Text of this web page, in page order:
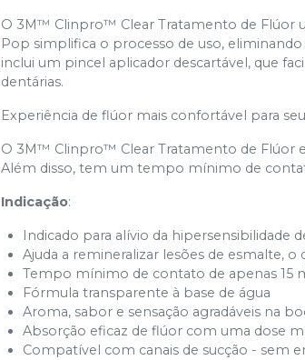
O 3M™ Clinpro™ Clear Tratamento de Flúor
Pop simplifica o processo de uso,
inclui um pincel aplicador descartável, que
dentárias.
Experiência de flúor mais confortável para
O 3M™ Clinpro™ Clear Tratamento de Flúor
Além disso, tem um tempo mínimo de
Indicação:
Indicado para alívio da hipersensibilidade
Ajuda a remineralizar lesões de esmalte,
Tempo mínimo de contato de apenas 15
Fórmula transparente à base de água
Aroma, sabor e sensação agradáveis na
Absorção eficaz de flúor com uma dose
Compatível com canais de sucção - sem